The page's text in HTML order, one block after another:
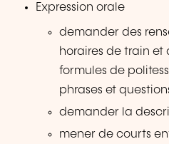
Expression orale
demander des
horaires de train et
formules de
phrases et
demander la
mener de courts